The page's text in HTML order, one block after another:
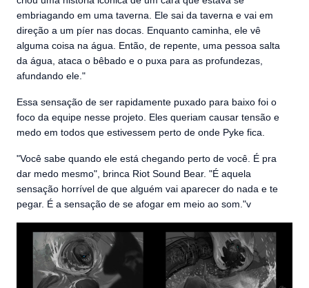
embriagando em uma taverna. Ele sai da taverna e vai em
direção a um píer nas docas. Enquanto caminha, ele vê
alguma coisa na água. Então, de repente, uma pessoa salta
da água, ataca o bêbado e o puxa para as profundezas,
afundando ele."
Essa sensação de ser rapidamente puxado para baixo foi o
foco da equipe nesse projeto. Eles queriam causar tensão e
medo em todos que estivessem perto de onde Pyke fica.
"Você sabe quando ele está chegando perto de você. É pra
dar medo mesmo", brinca Riot Sound Bear. "É aquela
sensação horrível de que alguém vai aparecer do nada e te
pegar. É a sensação de se afogar em meio ao som."v